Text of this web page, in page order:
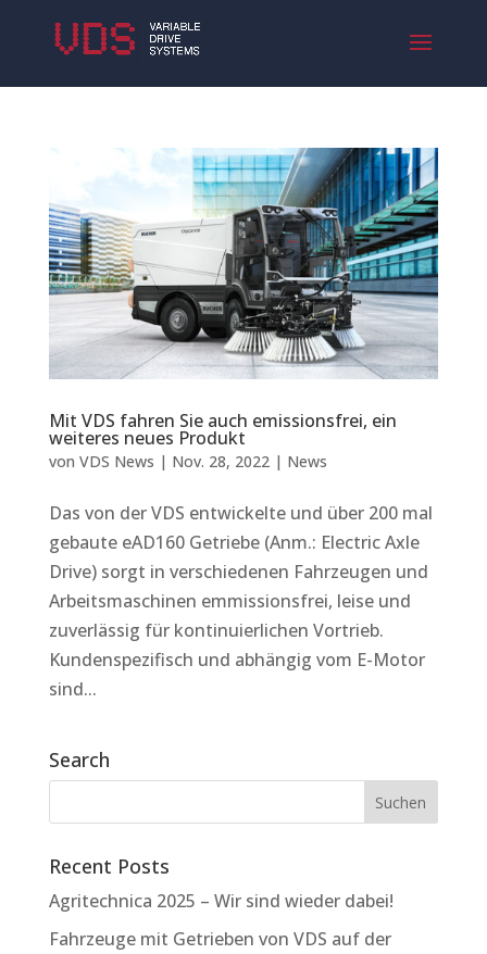
Mit VDS fahren Sie auch emissionsfrei, ein
weiteres neues Produkt
von VDS News | Nov. 28, 2022| News
Das von der VDS entwickelte und über 200 mal
gebaute eAD160 Getriebe (Anm.: Electric Axle
Drive) sorgt in verschiedenen Fahrzeugen und
Arbeitsmaschinen emmissionsfrei, leise und
zuverlässig für kontinuierlichen Vortrieb.
Kundenspezifisch und abhängig vom E-Motor
sind...
Search
Recent Posts
Agritechnica 2025 – Wir sind wieder dabei!
Fahrzeuge mit Getrieben von VDS auf der